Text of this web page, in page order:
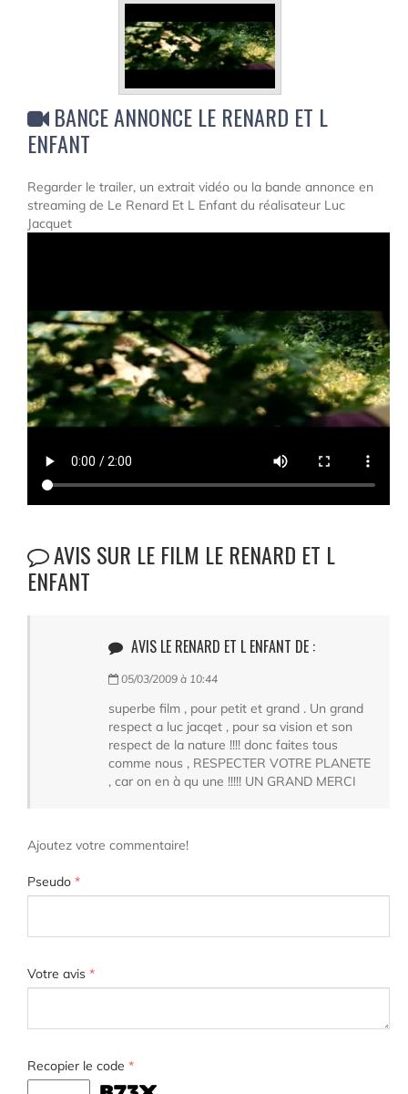
BANCE ANNONCE LE RENARD ET L
ENFANT
Regarder le trailer, un extrait vidéo ou la bande annonce en
streaming de Le Renard Et L Enfant du réalisateur Luc
Jacquet
AVIS SUR LE FILM LE RENARD ET L
ENFANT
AVIS LE RENARD ET L ENFANT DE :
05/03/2009 à 10:44
superbe film , pour petit et grand . Un grand
respect a luc jacqet , pour sa vision et son
respect de la nature !!!! donc faites tous
comme nous , RESPECTER VOTRE PLANETE
, car on en à qu une !!!!! UN GRAND MERCI
Ajoutez votre commentaire!
Pseudo *
Votre avis *
Recopier le code *